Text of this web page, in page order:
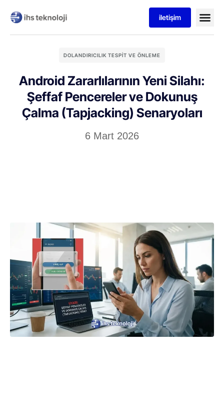
iletişim
DOLANDIRICILIK TESPIT VE ÖNLEME
Android Zararlılarının Yeni Silahı:
Şeffaf Pencereler ve Dokunuş
Çalma (Tapjacking) Senaryoları
6 Mart 2026